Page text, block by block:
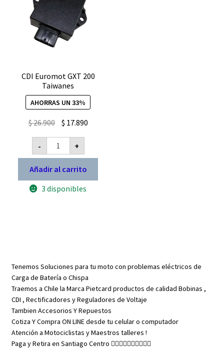
CDI Euromot GXT 200
Taiwanes
AHORRAS UN 33%
$26.900 El
precio
original
era:
$ 26.900.
$ 17.890El
es:
-
CDI
Euromot
GXT
200
Taiwanes
cantidad
+
Añadir al carrito
3 disponibles
Tenemos Soluciones para tu moto con problemas eléctricos de
Carga de Batería o Chispa
Traemos a Chile la Marca Pietcard productos de calidad Bobinas ,
CDI , Rectificadores y Reguladores de Voltaje
Tambien Accesorios Y Repuestos
Cotiza Y Compra ON LINE desde tu celular o computador
Atención a Motociclistas y Maestros talleres !
Paga y Retira en Santiago Centro 👇🏼👇🏼👇🏼👇🏼👇🏼